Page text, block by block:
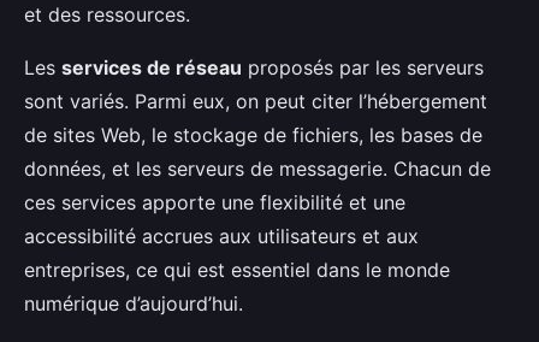
et des ressources.
Les services de réseau proposés par les serveurs
sont variés. Parmi eux, on peut citer l’hébergement
de sites Web, le stockage de fichiers, les bases de
données, et les serveurs de messagerie. Chacun de
ces services apporte une flexibilité et une
accessibilité accrues aux utilisateurs et aux
entreprises, ce qui est essentiel dans le monde
numérique d’aujourd’hui.